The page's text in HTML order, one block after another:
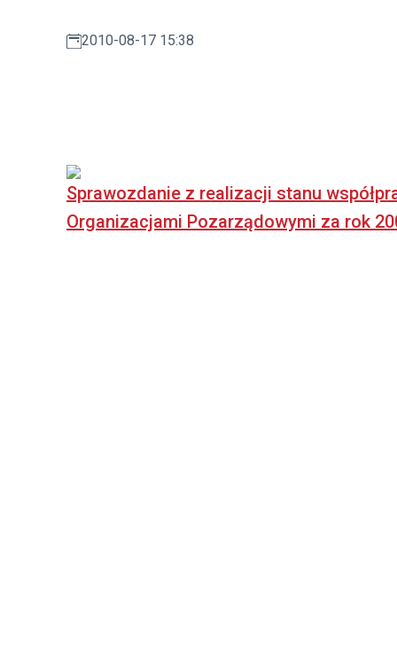
2010-08-17 15:38
Sprawozdanie z realizacji stanu
Organizacjami Pozarządowymi za rok